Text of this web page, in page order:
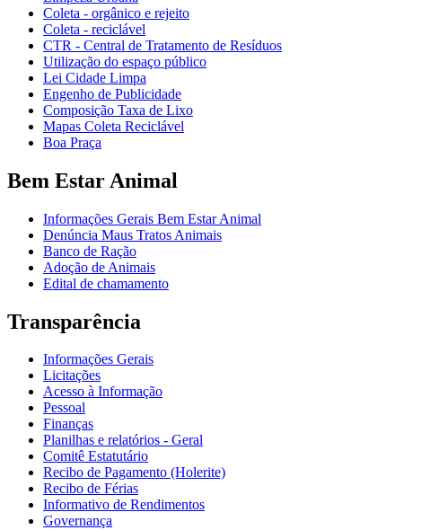
Coleta - orgânico e rejeito
Coleta - reciclável
CTR - Central de Tratamento de Resíduos
Utilização do espaço público
Lei Cidade Limpa
Engenho de Publicidade
Composição Taxa de Lixo
Mapas Coleta Reciclável
Boa Praça
Bem Estar Animal
Informações Gerais Bem Estar Animal
Denúncia Maus Tratos Animais
Banco de Ração
Adoção de Animais
Edital de chamamento
Transparência
Informações Gerais
Licitações
Acesso à Informação
Pessoal
Finanças
Planilhas e relatórios - Geral
Comitê Estatutário
Recibo de Pagamento (Holerite)
Recibo de Férias
Informativo de Rendimentos
Governança